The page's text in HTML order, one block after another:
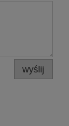
wyślij